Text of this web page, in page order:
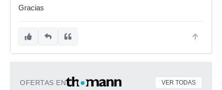
Gracias
OFERTAS EN VER TODAS